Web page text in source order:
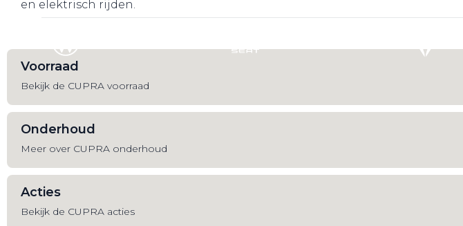
en elektrisch rijden.
Voorraad
Bekijk de CUPRA voorraad
Onderhoud
Meer over CUPRA onderhoud
Acties
Bekijk de CUPRA acties